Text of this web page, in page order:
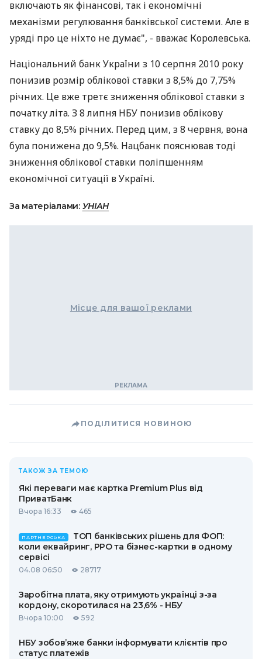
включають як фінансові, так і економічні
механізми регулювання банківської системи. Але в
уряді про це ніхто не думає", - вважає Королевська.
Національний банк України з 10 серпня 2010 року
понизив розмір облікової ставки з 8,5% до 7,75%
річних. Це вже третє зниження облікової ставки з
початку літа. З 8 липня НБУ понизив облікову
ставку до 8,5% річних. Перед цим, з 8 червня, вона
була понижена до 9,5%. Нацбанк пояснював тоді
зниження облікової ставки поліпшенням
економічної ситуації в Україні.
За матеріалами: УНІАН
Місце для вашої реклами
ПОДІЛИТИСЯ НОВИНОЮ
ТАКОЖ ЗА ТЕМОЮ
Які переваги має картка Premium Plus від
ПриватБанк
Вчора 16:33 465
ПАРТНЕРСЬКА
ТОП банківських рішень для ФОП:
коли еквайринг, РРО та бізнес-картки в одному
сервісі
04.08 06:50 28717
Заробітна плата, яку отримують українці з-за
кордону, скоротилася на 23,6% - НБУ
Вчора 10:00 592
НБУ зобов’яже банки інформувати клієнтів про
статус платежів